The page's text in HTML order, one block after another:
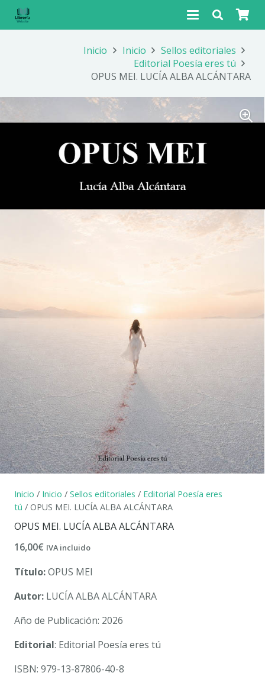
Inicio Inicio
Sellos editoriales
Editorial Poesía eres tú
OPUS MEI. LUCÍA ALBA ALCÁNTARA
Inicio / Inicio / Sellos editoriales / Editorial Poesía eres
tú / OPUS MEI. LUCÍA ALBA ALCÁNTARA
OPUS MEI. LUCÍA ALBA ALCÁNTARA
16,00€ IVA incluido
Título:OPUS MEI
Autor: LUCÍA ALBA ALCÁNTARA
Año de Publicación: 2026
Editorial: Editorial Poesía eres tú
ISBN: 979-13-87806-40-8